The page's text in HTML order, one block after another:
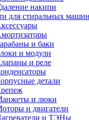
накипи
для стиральных
и баки
и модули
и реле
детали
и люки
и двигатели
и ТЭНы